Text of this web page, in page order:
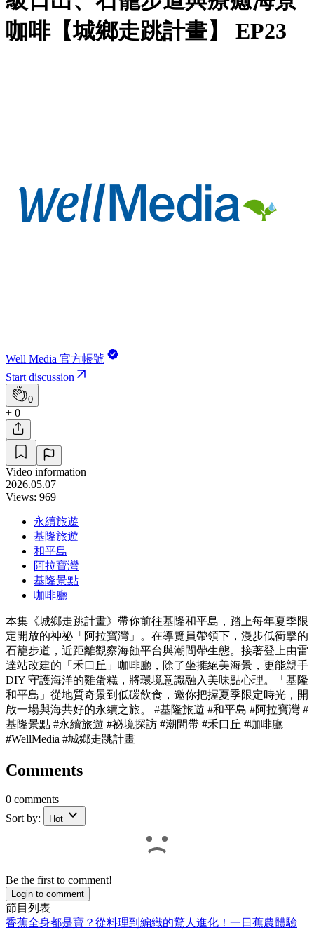
咖啡【城鄉走跳計畫】 EP23
Well Media 官方帳號
Start discussion
0
+ 0
Video information
2026.05.07
Views: 969
永續旅遊
基隆旅遊
和平島
阿拉寶灣
基隆景點
咖啡廳
本集《城鄉走跳計畫》帶你前往基隆和平島，踏上每年夏季限
定開放的神祕「阿拉寶灣」。在導覽員帶領下，漫步低衝擊的
石籠步道，近距離觀察海蝕平台與潮間帶生態。接著登上由雷
達站改建的「禾口丘」咖啡廳，除了坐擁絕美海景，更能親手
DIY 守護海洋的雞蛋糕，將環境意識融入美味點心理。「基隆
和平島」從地質奇景到低碳飲食，邀你把握夏季限定時光，開
啟一場與海共好的永續之旅。 #基隆旅遊 #和平島 #阿拉寶灣 #
基隆景點 #永續旅遊 #祕境探訪 #潮間帶 #禾口丘 #咖啡廳
#WellMedia #城鄉走跳計畫
Comments
0 comments
Sort by:
Hot
Be the first to comment!
Login to comment
節目列表
香蕉全身都是寶？從料理到編織的驚人進化！一日蕉農體驗